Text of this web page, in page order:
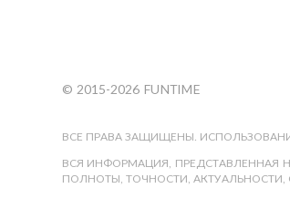
© 2015-2026 FUNTIME
ВСЕ ПРАВА ЗАЩИЩЕНЫ.
ВСЯ ИНФОРМАЦИЯ, ПРЕДСТАВЛЕННАЯ
ПОЛНОТЫ, ТОЧНОСТИ, АКТУАЛЬНОСТИ,